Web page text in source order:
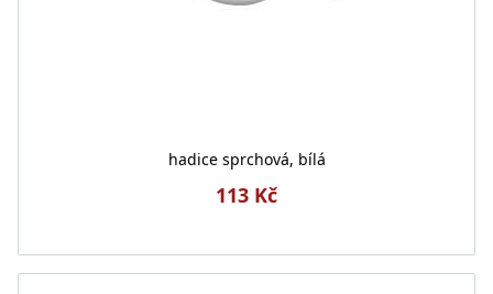
hadice sprchová, bílá
113 Kč